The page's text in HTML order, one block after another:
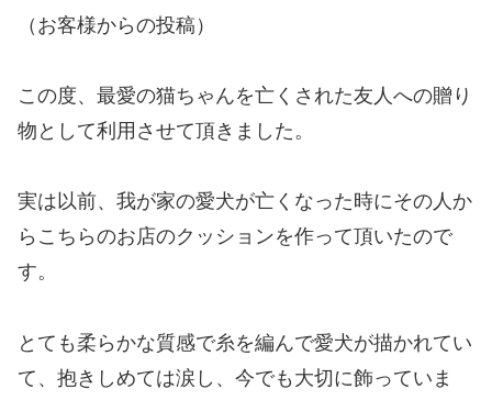
（お客様からの投稿）
この度、最愛の猫ちゃんを亡くされた友人への贈り
物として利用させて頂きました。
実は以前、我が家の愛犬が亡くなった時にその人か
らこちらのお店のクッションを作って頂いたので
す。
とても柔らかな質感で糸を編んで愛犬が描かれてい
て、抱きしめては涙し、今でも大切に飾っていま